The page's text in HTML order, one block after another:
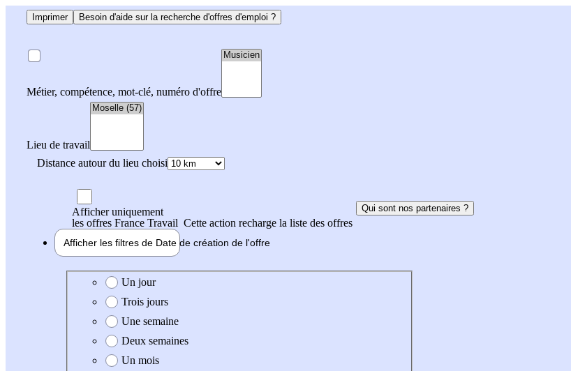
Imprimer Besoin d'aide sur la recherche d'offres d'emploi ?
Métier, compétence, mot-clé, numéro d'offre
Lieu de travail
Distance autour du lieu choisi
Afficher uniquement
les offres France Travail Cette action recharge la liste des offres
Qui sont nos partenaires ?
Afficher les filtres de Date de création de l'offre
Date de création de l'offre
Un jour
Trois jours
Une semaine
Deux semaines
Un mois